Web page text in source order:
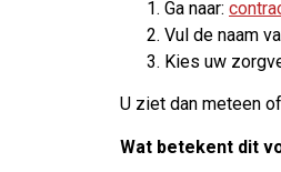
Ga naar:
Vul de naam
Kies uw
U ziet dan meteen
Wat betekent dit